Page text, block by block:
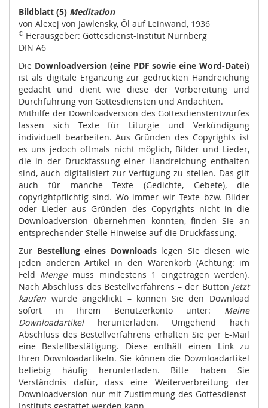
Bildblatt (5) Meditation
von Alexej von Jawlensky, Öl auf Leinwand, 1936
© Herausgeber: Gottesdienst-Institut Nürnberg
DIN A6
Die Downloadversion (eine PDF sowie eine Word-Datei)
ist als digitale Ergänzung zur gedruckten Handreichung
gedacht und dient wie diese der Vorbereitung und
Durchführung von Gottesdiensten und Andachten.
Mithilfe der Downloadversion des Gottesdienstentwurfes
lassen sich Texte für Liturgie und Verkündigung
individuell bearbeiten. Aus Gründen des Copyrights ist
es uns jedoch oftmals nicht möglich, Bilder und Lieder,
die in der Druckfassung einer Handreichung enthalten
sind, auch digitalisiert zur Verfügung zu stellen. Das gilt
auch für manche Texte (Gedichte, Gebete), die
copyrightpflichtig sind. Wo immer wir Texte bzw. Bilder
oder Lieder aus Gründen des Copyrights nicht in die
Downloadversion übernehmen konnten, finden Sie an
entsprechender Stelle Hinweise auf die Druckfassung.
Zur Bestellung eines Downloadslegen Sie diesen wie
jeden anderen Artikel in den Warenkorb (Achtung: im
Feld Mengemuss mindestens 1 eingetragen werden).
Nach Abschluss des Bestellverfahrens – der Button Jetzt
kaufen wurde angeklickt – können Sie den Download
sofort in Ihrem Benutzerkonto unter: Meine
Downloadartikelherunterladen. Umgehend hach
Abschluss des Bestellverfahrens erhalten Sie per E-Mail
eine Bestellbestätigung. Diese enthält einen Link zu
Ihren Downloadartikeln. Sie können die Downloadartikel
beliebig häufig herunterladen. Bitte haben Sie
Verständnis dafür, dass eine Weiterverbreitung der
Downloadversion nur mit Zustimmung des Gottesdienst-